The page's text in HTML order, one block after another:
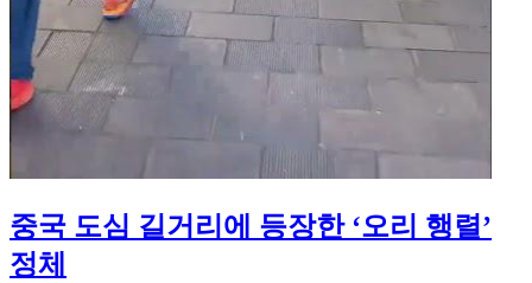
중국 도심 길거리에 등장한 ‘오리 행렬’
정체